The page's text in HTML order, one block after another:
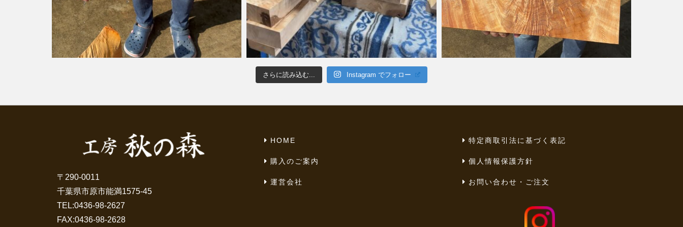
さらに読み込む... Instagram でフォロー
〒290-0011
千葉県市原市能満1575-45
TEL:0436-98-2627
FAX:0436-98-2628
HOME
購入のご案内
運営会社
特定商取引法に基づく表記
個人情報保護方針
お問い合わせ・ご注文